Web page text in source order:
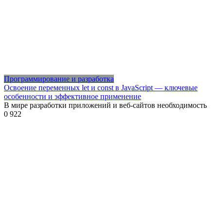
Программирование и разработка
Освоение переменных let и const в JavaScript — ключевые
особенности и эффективное применение
В мире разработки приложений и веб-сайтов необходимость
0 922